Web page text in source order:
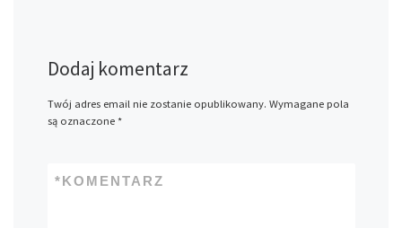
Dodaj komentarz
Twój adres email nie zostanie opublikowany. Wymagane pola
są oznaczone *
KOMENTARZ
*